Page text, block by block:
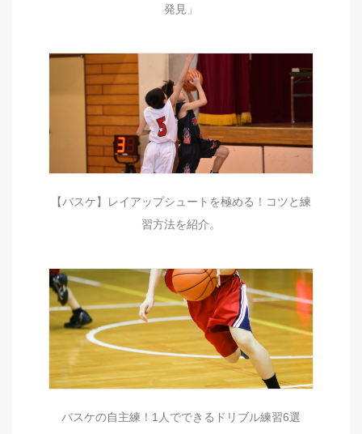
発見」
【バスケ】レイアップシュートを極める！コツと練
習方法を紹介。
バスケの自主練！1人でできるドリブル練習6選